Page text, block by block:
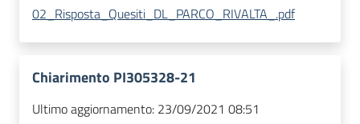
02_Risposta_Quesiti_DL_PARCO_RIVALTA_.pdf
Chiarimento PI305328-21
Ultimo aggiornamento: 23/09/2021 08:51